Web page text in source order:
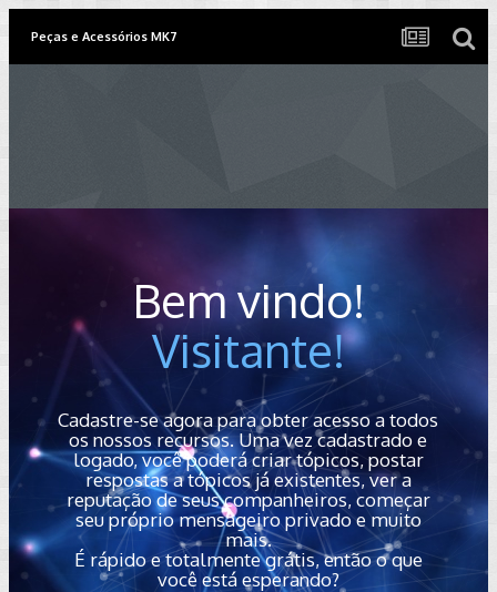
Peças e Acessórios MK7
Bem vindo!
Visitante!
Cadastre-se agora para obter acesso a todos
os nossos recursos. Uma vez cadastrado e
logado, você poderá criar tópicos, postar
respostas a tópicos já existentes, ver a
reputação de seus companheiros, começar
seu próprio mensageiro privado e muito
mais.
É rápido e totalmente grátis, então o que
você está esperando?